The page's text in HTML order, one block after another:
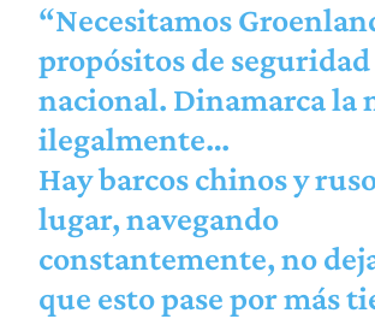
“Necesitamos
propósitos de seguridad
nacional. Dinamarca la
ilegalmente…
Hay barcos chinos y
lugar, navegando
constantemente, no
que esto pase por más